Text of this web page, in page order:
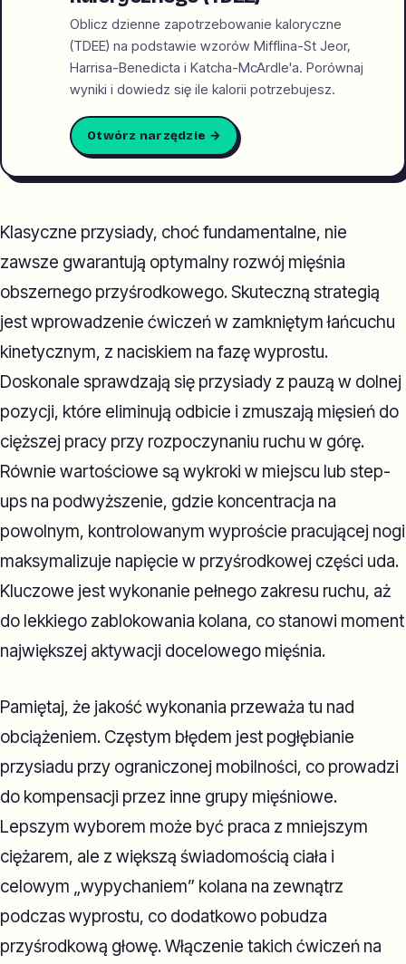
Oblicz dzienne zapotrzebowanie kaloryczne
(TDEE) na podstawie wzorów Mifflina-St Jeor,
Harrisa-Benedicta i Katcha-McArdle'a. Porównaj
wyniki i dowiedz się ile kalorii potrzebujesz.
Otwórz narzędzie →
Klasyczne przysiady, choć fundamentalne, nie
zawsze gwarantują optymalny rozwój mięśnia
obszernego przyśrodkowego. Skuteczną strategią
jest wprowadzenie ćwiczeń w zamkniętym łańcuchu
kinetycznym, z naciskiem na fazę wyprostu.
Doskonale sprawdzają się przysiady z pauzą w dolnej
pozycji, które eliminują odbicie i zmuszają mięsień do
cięższej pracy przy rozpoczynaniu ruchu w górę.
Równie wartościowe są wykroki w miejscu lub step-
ups na podwyższenie, gdzie koncentracja na
powolnym, kontrolowanym wyproście pracującej nogi
maksymalizuje napięcie w przyśrodkowej części uda.
Kluczowe jest wykonanie pełnego zakresu ruchu, aż
do lekkiego zablokowania kolana, co stanowi moment
największej aktywacji docelowego mięśnia.
Pamiętaj, że jakość wykonania przeważa tu nad
obciążeniem. Częstym błędem jest pogłębianie
przysiadu przy ograniczonej mobilności, co prowadzi
do kompensacji przez inne grupy mięśniowe.
Lepszym wyborem może być praca z mniejszym
ciężarem, ale z większą świadomością ciała i
celowym „wypychaniem” kolana na zewnątrz
podczas wyprostu, co dodatkowo pobudza
przyśrodkową głowę. Włączenie takich ćwiczeń na